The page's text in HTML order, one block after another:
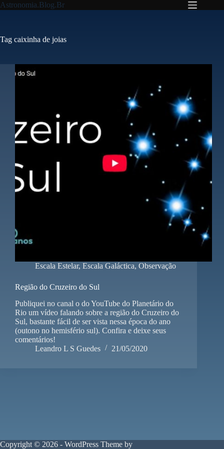
Pular
para
Astronomia.Blog.Br
Tag caixinha de joias
Escala Estelar, Escala Galáctica, Observação
Região do Cruzeiro do Sul
Publiquei no canal o do YouTube do Planetário do
Rio um vídeo falando sobre a região do Cruzeiro do
Sul, bastante fácil de ser vista nessa época do ano
(outono no hemisfério sul). Confira e deixe seus
comentários!
Leandro L S Guedes
21/05/2020
Copyright © 2026 - WordPress Theme by